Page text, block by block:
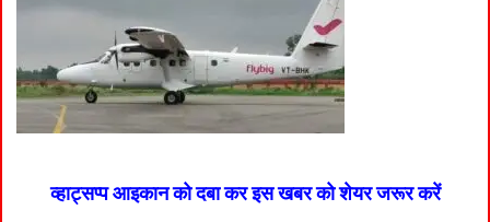
व्हाट्सप्प आइकान को दबा कर इस खबर को शेयर जरूर करें